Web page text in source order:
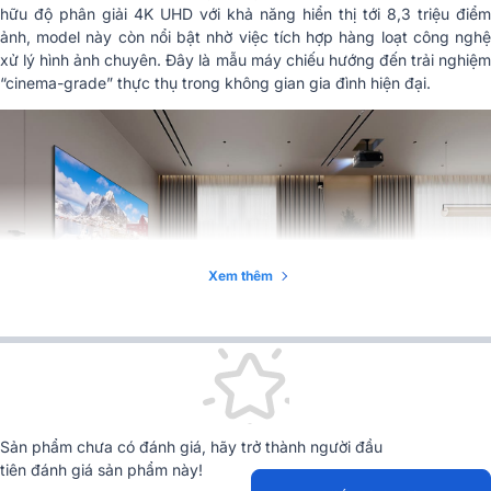
Zoom quang học 1.6x
Kiểu zoom chỉnh tay
Tiêu cự 17.63mm ~ 27.88mm
Lens Shift
Dọc -106% ~ 126%, Ngang -10%
~ 10%
Offset gốc
1 x USB-A cấp nguồn 1.5A, 2 x
1 x RJ45, 1 x RS232, 2 x Trigger
12V
25dB
Độ ồn tối đa 31dB
hữu độ phân giải 4K UHD với khả năng hiển thị tới 8,3 triệu điểm
ảnh, model này còn nổi bật nhờ việc tích hợp hàng loạt công nghệ
xử lý hình ảnh chuyên. Đây là mẫu máy chiếu hướng đến trải nghiệm
“cinema-grade” thực thụ trong không gian gia đình hiện đại.
Thiết kế hiện đại, tối ưu cho không gian giải trí cao
cấp
Xem thêm
Sản phẩm chưa có đánh giá, hãy trở thành người đầu
tiên đánh giá sản phẩm này!